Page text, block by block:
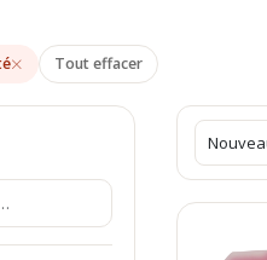
Tout effacer